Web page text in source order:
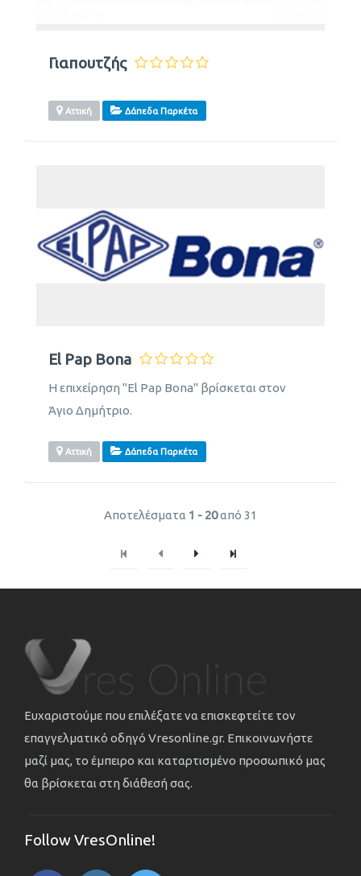
Γιαπουτζής
Αττική Δάπεδα Παρκέτα
El Pap Bona
Η επιχείρηση "El Pap Bona" βρίσκεται στον
Άγιο Δημήτριο.
Αττική Δάπεδα Παρκέτα
Αποτελέσματα 1 - 20από 31
Ευχαριστούμε που επιλέξατε να επισκεφτείτε τον
επαγγελματικό οδηγό Vresonline.gr. Επικοινωνήστε
μαζί μας, το έμπειρο και καταρτισμένο προσωπικό μας
θα βρίσκεται στη διάθεσή σας.
Follow VresOnline!